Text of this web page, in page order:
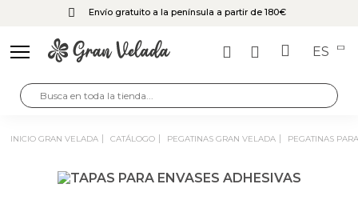
Envío gratuito a la península a partir de 180€
ES
INICIO GRAN VELADA CATÁLOGO PEGATINAS GRAN VELADA PEGATINAS